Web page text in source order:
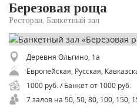
Березовая роща
Ресторан, Банкетный зал
Деревня Ольгино, 1а
Европейская, Русская,
1000 руб. / Банкет от 1000 руб.
7 залов на 50, 50, 80, 100, 150,